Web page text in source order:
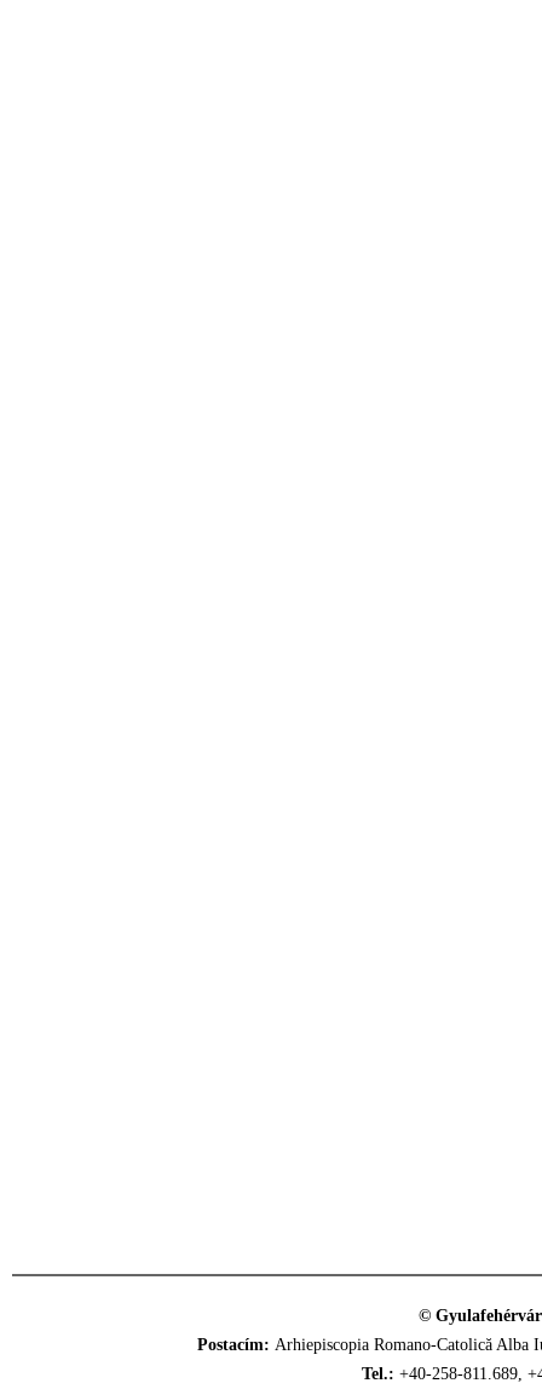
©
Postacím: Arhiepiscopia Romano-Catolică
Tel.: +40-258-811.689,